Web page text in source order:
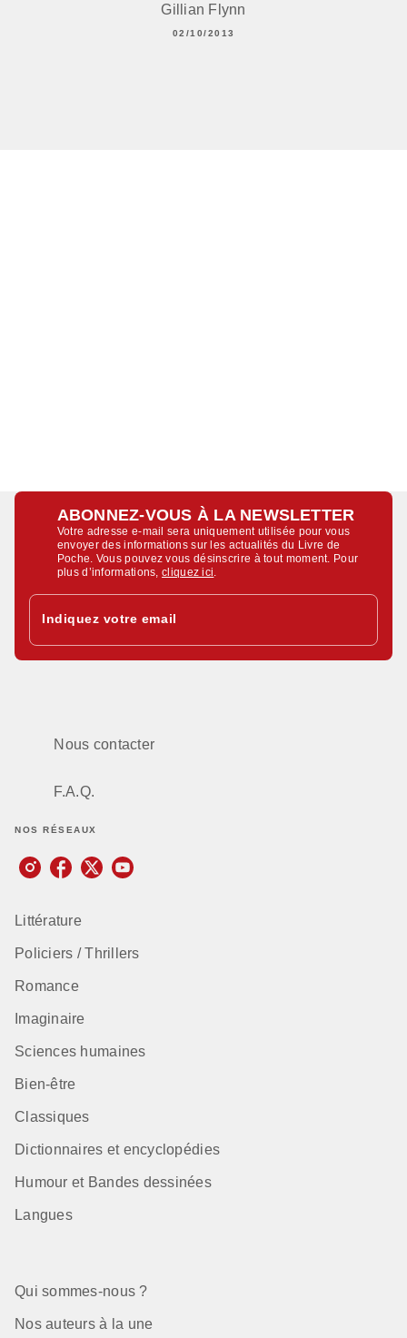
Gillian Flynn
02/10/2013
ABONNEZ-VOUS À LA NEWSLETTER
Votre adresse e-mail sera uniquement utilisée pour vous
envoyer des informations sur les actualités du Livre de
Poche. Vous pouvez vous désinscrire à tout moment. Pour
plus d’informations,cliquez ici
Indiquez votre email
Nous contacter
F.A.Q.
NOS RÉSEAUX
Littérature
Policiers / Thrillers
Romance
Imaginaire
Sciences humaines
Bien-être
Classiques
Dictionnaires et encyclopédies
Humour et Bandes dessinées
Langues
Qui sommes-nous ?
Nos auteurs à la une